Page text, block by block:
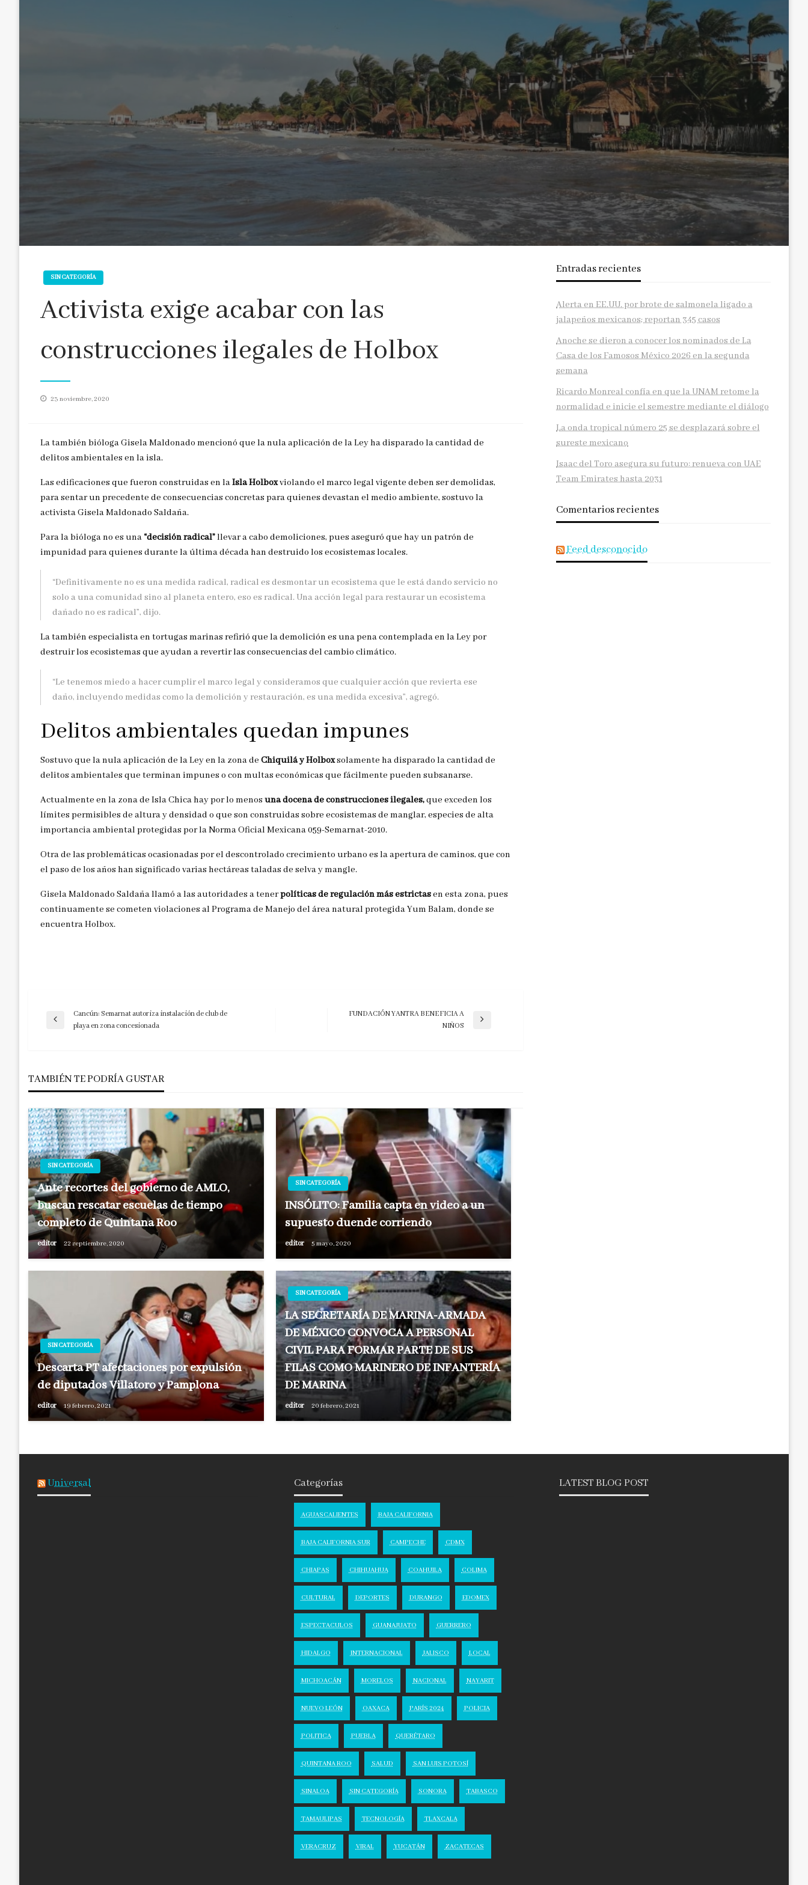
SIN CATEGORÍA
Activista exige acabar con las
construcciones ilegales de Holbox
Publicado
23 noviembre, 2020
La también bióloga Gisela Maldonado mencionó que la nula aplicación de la Ley ha disparado la cantidad de
delitos ambientales en la isla.
Las edificaciones que fueron construidas en laIsla Holboxviolando el marco legal vigente deben ser demolidas,
para sentar un precedente de consecuencias concretas para quienes devastan el medio ambiente, sostuvo la
activista Gisela Maldonado Saldaña.
Para la bióloga no es una “decisión radical”llevar a cabo demoliciones, pues aseguró que hay un patrón de
impunidad para quienes durante la última década han destruido los ecosistemas locales.
“Definitivamente no es una medida radical, radical es desmontar un ecosistema que le está dando servicio no
solo a una comunidad sino al planeta entero, eso es radical. Una acción legal para restaurar un ecosistema
dañado no es radical”, dijo.
La también especialista en tortugas marinas refirió que la demolición es una pena contemplada en la Ley por
destruir los ecosistemas que ayudan a revertir las consecuencias del cambio climático.
“Le tenemos miedo a hacer cumplir el marco legal y consideramos que cualquier acción que revierta ese
daño, incluyendo medidas como la demolición y restauración, es una medida excesiva”, agregó.
Delitos ambientales quedan impunes
Sostuvo que la nula aplicación de la Ley en la zona de Chiquilá y Holboxsolamente ha disparado la cantidad de
delitos ambientales que terminan impunes o con multas económicas que fácilmente pueden subsanarse.
Actualmente en la zona de Isla Chica hay por lo menos una docena de construcciones ilegales,que exceden los
límites permisibles de altura y densidad o que son construidas sobre ecosistemas de manglar, especies de alta
importancia ambiental protegidas por la Norma Oficial Mexicana 059-Semarnat-2010.
Otra de las problemáticas ocasionadas por el descontrolado crecimiento urbano es la apertura de caminos, que con
el paso de los años han significado varias hectáreas taladas de selva y mangle.
Gisela Maldonado Saldaña llamó a las autoridades a tenerpolíticas de regulación más estrictasen esta zona, pues
continuamente se cometen violaciones al Programa de Manejo del área natural protegida Yum Balam, donde se
encuentra Holbox.
Navegación
entradas
Entrada
Cancún: Semarnat autoriza instalación de club de
playa en zona concesionada
FUNDACIÓN YANTRA BENEFICIA A
NIÑOS
TAMBIÉN TE PODRÍA GUSTAR
SIN CATEGORÍA
Ante recortes del gobierno de AMLO,
buscan rescatar escuelas de tiempo
completo de Quintana Roo
editor 22 septiembre, 2020
SIN CATEGORÍA
INSÓLITO: Familia capta en video a un
supuesto duende corriendo
editor 5 mayo, 2020
SIN CATEGORÍA
Descarta PT afectaciones por expulsión
de diputados Villatoro y Pamplona
editor 19 febrero, 2021
SIN CATEGORÍA
LA SECRETARÍA DE MARINA-ARMADA
DE MÉXICO CONVOCA A PERSONAL
CIVIL PARA FORMAR PARTE DE SUS
FILAS COMO MARINERO DE INFANTERÍA
DE MARINA
editor 20 febrero, 2021
Entradas recientes
Alerta en EE.UU. por brote de salmonela ligado a
jalapeños mexicanos; reportan 345 casos
Anoche se dieron a conocer los nominados de La
Casa de los Famosos México 2026 en la segunda
semana
Ricardo Monreal confía en que la UNAM retome la
normalidad e inicie el semestre mediante el diálogo
La onda tropical número 25 se desplazará sobre el
sureste mexicano
Isaac del Toro asegura su futuro: renueva con UAE
Team Emirates hasta 2031
Comentarios recientes
Feed desconocido
Universal Categorías
AGUASCALIENTES BAJA CALIFORNIA
BAJA CALIFORNIA SUR CAMPECHE CDMX
CHIAPAS CHIHUAHUA COAHUILA COLIMA
CULTURAL DEPORTES DURANGO EDOMEX
ESPECTACULOS GUANAJUATO GUERRERO
HIDALGO INTERNACIONAL JALISCO LOCAL
MICHOACÁN MORELOS NACIONAL NAYARIT
NUEVO LEÓN OAXACA PARÍS 2024 POLICIA
POLITICA PUEBLA QUERÉTARO
QUINTANA ROO SALUD SAN LUIS POTOSÍ
SINALOA SIN CATEGORÍA SONORA TABASCO
TAMAULIPAS TECNOLOGÍA TLAXCALA
VERACRUZ VIRAL YUCATÁN ZACATECAS
LATEST BLOG POST